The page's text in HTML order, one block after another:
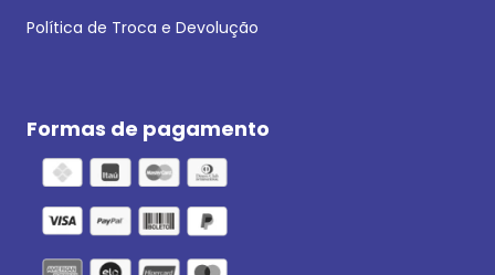
Política de Troca e Devolução
Formas de pagamento